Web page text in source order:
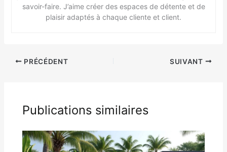
savoir-faire. J’aime créer des espaces de détente et de
plaisir adaptés à chaque cliente et client.
PRÉCÉDENT SUIVANT
Publications similaires